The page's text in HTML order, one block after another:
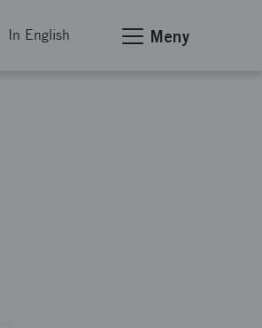
In English Meny